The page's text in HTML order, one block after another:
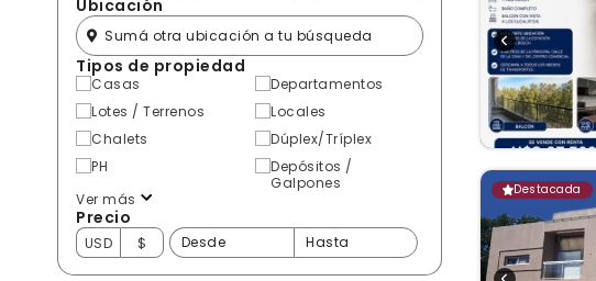
Ubicación
Tipos de propiedad
Casas
Departamentos
Lotes / Terrenos
Locales
Chalets
Dúplex/Tríplex
PH
Depósitos /
Galpones
Ver más
Precio
USD $
Destacada